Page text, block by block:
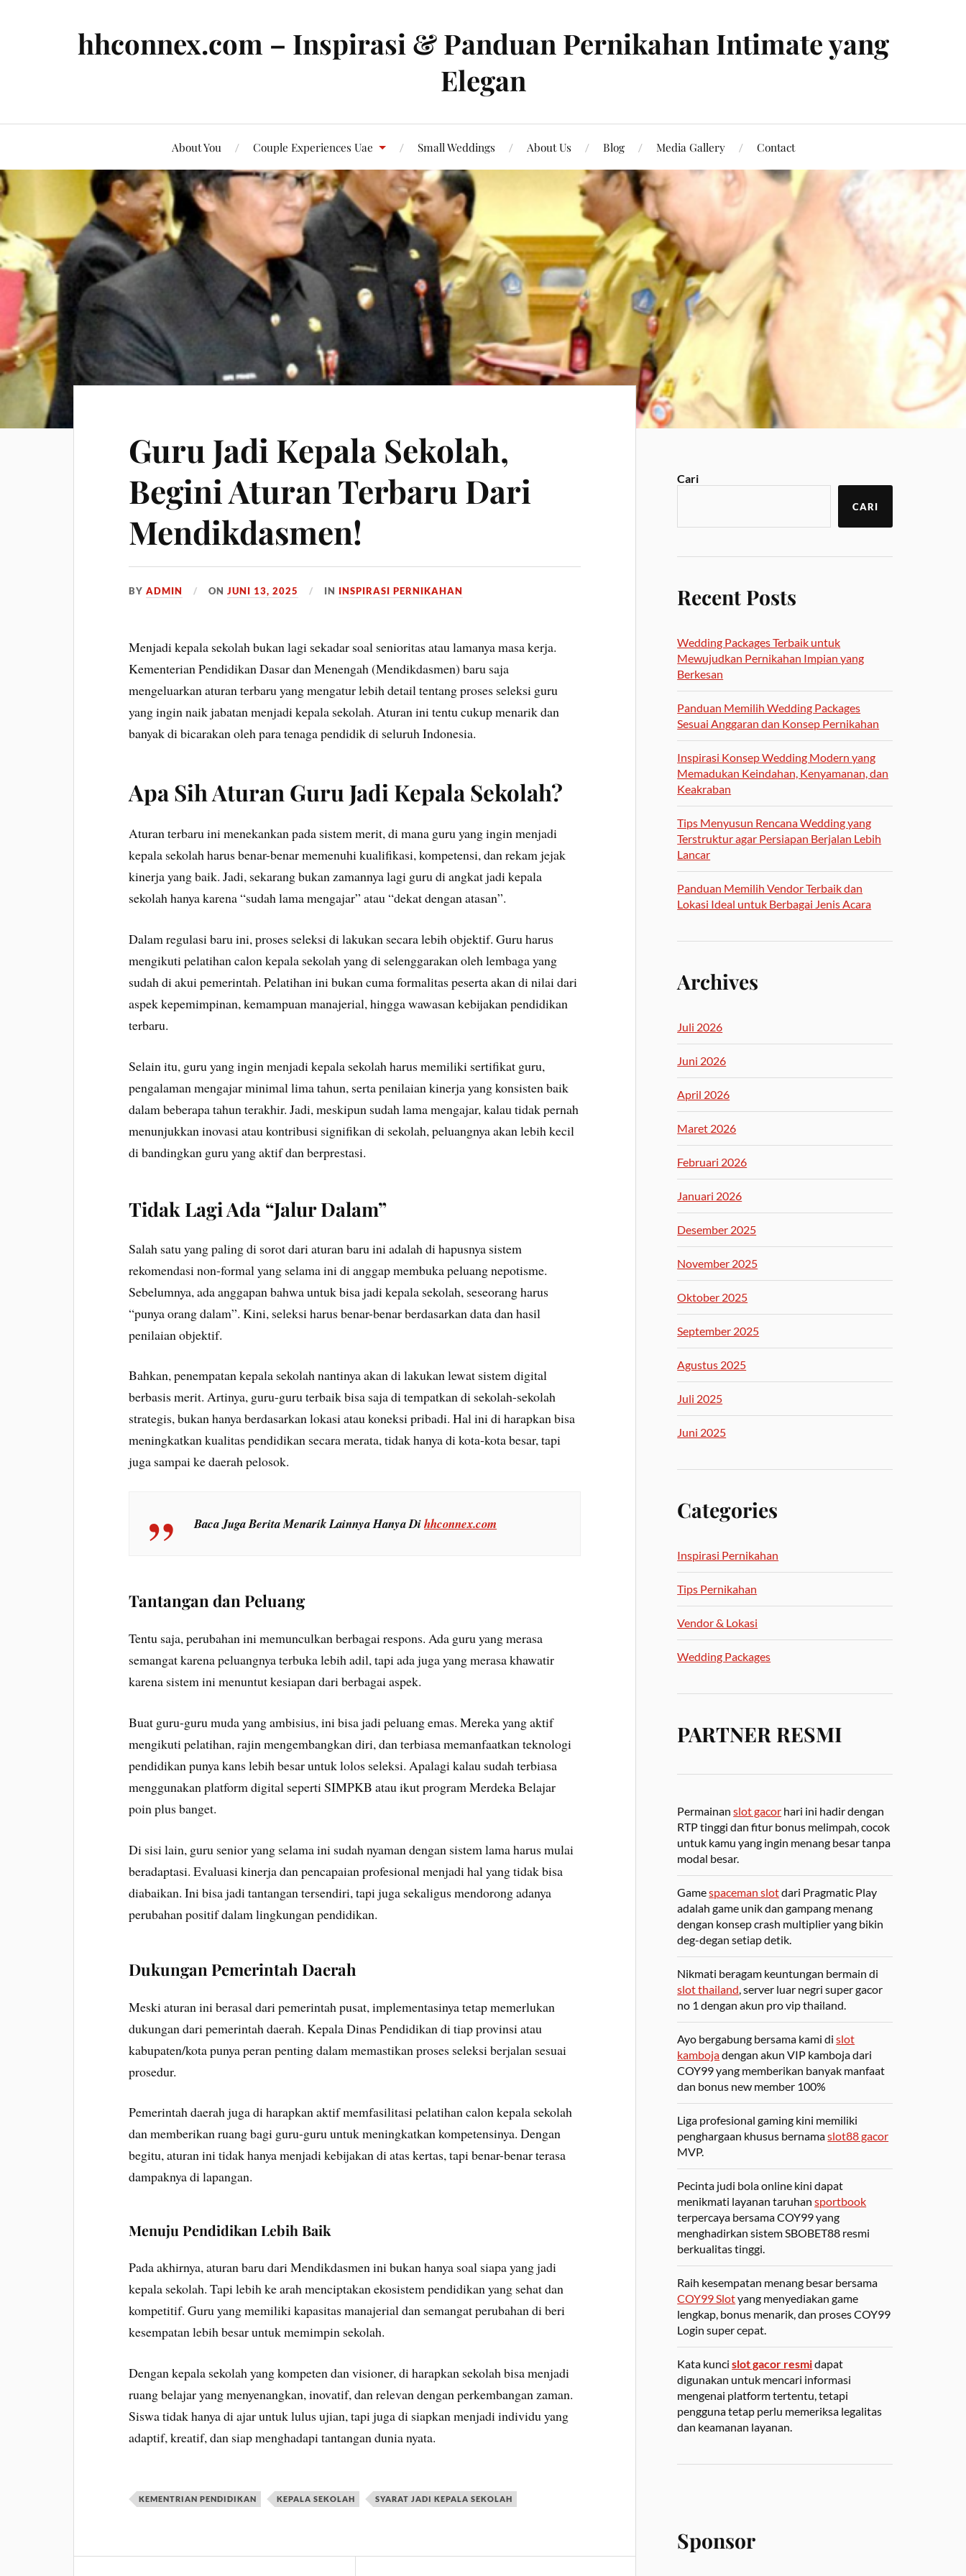
hhconnex.com – Inspirasi & Panduan Pernikahan Intimate yang
Elegan
About You Couple Experiences Uae Small Weddings About Us Blog Media Gallery Contact
Guru Jadi Kepala Sekolah,
Begini Aturan Terbaru Dari
Mendikdasmen!
BYADMIN ONJUNI 13, 2025 IN INSPIRASI PERNIKAHAN
Menjadi kepala sekolah bukan lagi sekadar soal senioritas atau lamanya masa kerja.
Kementerian Pendidikan Dasar dan Menengah (Mendikdasmen) baru saja
mengeluarkan aturan terbaru yang mengatur lebih detail tentang proses seleksi guru
yang ingin naik jabatan menjadi kepala sekolah. Aturan ini tentu cukup menarik dan
banyak di bicarakan oleh para tenaga pendidik di seluruh Indonesia.
Apa Sih Aturan Guru Jadi Kepala Sekolah?
Aturan terbaru ini menekankan pada sistem merit, di mana guru yang ingin menjadi
kepala sekolah harus benar-benar memenuhi kualifikasi, kompetensi, dan rekam jejak
kinerja yang baik. Jadi, sekarang bukan zamannya lagi guru di angkat jadi kepala
sekolah hanya karena “sudah lama mengajar” atau “dekat dengan atasan”.
Dalam regulasi baru ini, proses seleksi di lakukan secara lebih objektif. Guru harus
mengikuti pelatihan calon kepala sekolah yang di selenggarakan oleh lembaga yang
sudah di akui pemerintah. Pelatihan ini bukan cuma formalitas peserta akan di nilai dari
aspek kepemimpinan, kemampuan manajerial, hingga wawasan kebijakan pendidikan
terbaru.
Selain itu, guru yang ingin menjadi kepala sekolah harus memiliki sertifikat guru,
pengalaman mengajar minimal lima tahun, serta penilaian kinerja yang konsisten baik
dalam beberapa tahun terakhir. Jadi, meskipun sudah lama mengajar, kalau tidak pernah
menunjukkan inovasi atau kontribusi signifikan di sekolah, peluangnya akan lebih kecil
di bandingkan guru yang aktif dan berprestasi.
Tidak Lagi Ada “Jalur Dalam”
Salah satu yang paling di sorot dari aturan baru ini adalah di hapusnya sistem
rekomendasi non-formal yang selama ini di anggap membuka peluang nepotisme.
Sebelumnya, ada anggapan bahwa untuk bisa jadi kepala sekolah, seseorang harus
“punya orang dalam”. Kini, seleksi harus benar-benar berdasarkan data dan hasil
penilaian objektif.
Bahkan, penempatan kepala sekolah nantinya akan di lakukan lewat sistem digital
berbasis merit. Artinya, guru-guru terbaik bisa saja di tempatkan di sekolah-sekolah
strategis, bukan hanya berdasarkan lokasi atau koneksi pribadi. Hal ini di harapkan bisa
meningkatkan kualitas pendidikan secara merata, tidak hanya di kota-kota besar, tapi
juga sampai ke daerah pelosok.
Baca Juga Berita Menarik Lainnya Hanya Dihhconnex.com
Tantangan dan Peluang
Tentu saja, perubahan ini memunculkan berbagai respons. Ada guru yang merasa
semangat karena peluangnya terbuka lebih adil, tapi ada juga yang merasa khawatir
karena sistem ini menuntut kesiapan dari berbagai aspek.
Buat guru-guru muda yang ambisius, ini bisa jadi peluang emas. Mereka yang aktif
mengikuti pelatihan, rajin mengembangkan diri, dan terbiasa memanfaatkan teknologi
pendidikan punya kans lebih besar untuk lolos seleksi. Apalagi kalau sudah terbiasa
menggunakan platform digital seperti SIMPKB atau ikut program Merdeka Belajar
poin plus banget.
Di sisi lain, guru senior yang selama ini sudah nyaman dengan sistem lama harus mulai
beradaptasi. Evaluasi kinerja dan pencapaian profesional menjadi hal yang tidak bisa
diabaikan. Ini bisa jadi tantangan tersendiri, tapi juga sekaligus mendorong adanya
perubahan positif dalam lingkungan pendidikan.
Dukungan Pemerintah Daerah
Meski aturan ini berasal dari pemerintah pusat, implementasinya tetap memerlukan
dukungan dari pemerintah daerah. Kepala Dinas Pendidikan di tiap provinsi atau
kabupaten/kota punya peran penting dalam memastikan proses seleksi berjalan sesuai
prosedur.
Pemerintah daerah juga di harapkan aktif memfasilitasi pelatihan calon kepala sekolah
dan memberikan ruang bagi guru-guru untuk meningkatkan kompetensinya. Dengan
begitu, aturan ini tidak hanya menjadi kebijakan di atas kertas, tapi benar-benar terasa
dampaknya di lapangan.
Menuju Pendidikan Lebih Baik
Pada akhirnya, aturan baru dari Mendikdasmen ini bukan hanya soal siapa yang jadi
kepala sekolah. Tapi lebih ke arah menciptakan ekosistem pendidikan yang sehat dan
kompetitif. Guru yang memiliki kapasitas manajerial dan semangat perubahan di beri
kesempatan lebih besar untuk memimpin sekolah.
Dengan kepala sekolah yang kompeten dan visioner, di harapkan sekolah bisa menjadi
ruang belajar yang menyenangkan, inovatif, dan relevan dengan perkembangan zaman.
Siswa tidak hanya di ajar untuk lulus ujian, tapi juga di siapkan menjadi individu yang
adaptif, kreatif, dan siap menghadapi tantangan dunia nyata.
KEMENTRIAN PENDIDIKAN KEPALA SEKOLAH SYARAT JADI KEPALA SEKOLAH
Cari
CARI
Recent Posts
Wedding Packages Terbaik untuk
Mewujudkan Pernikahan Impian yang
Berkesan
Panduan Memilih Wedding Packages
Sesuai Anggaran dan Konsep Pernikahan
Inspirasi Konsep Wedding Modern yang
Memadukan Keindahan, Kenyamanan, dan
Keakraban
Tips Menyusun Rencana Wedding yang
Terstruktur agar Persiapan Berjalan Lebih
Lancar
Panduan Memilih Vendor Terbaik dan
Lokasi Ideal untuk Berbagai Jenis Acara
Archives
Juli 2026
Juni 2026
April 2026
Maret 2026
Februari 2026
Januari 2026
Desember 2025
November 2025
Oktober 2025
September 2025
Agustus 2025
Juli 2025
Juni 2025
Categories
Inspirasi Pernikahan
Tips Pernikahan
Vendor & Lokasi
Wedding Packages
PARTNER RESMI
Permainanslot gacor hari ini hadir dengan
RTP tinggi dan fitur bonus melimpah, cocok
untuk kamu yang ingin menang besar tanpa
modal besar.
Gamespaceman slotdari Pragmatic Play
adalah game unik dan gampang menang
dengan konsep crash multiplier yang bikin
deg-degan setiap detik.
Nikmati beragam keuntungan bermain di
slot thailand, server luar negri super gacor
no 1 dengan akun pro vip thailand.
Ayo bergabung bersama kami dislot
kambojadengan akun VIP kamboja dari
COY99 yang memberikan banyak manfaat
dan bonus new member 100%
Liga profesional gaming kini memiliki
penghargaan khusus bernamaslot88 gacor
MVP.
Pecinta judi bola online kini dapat
menikmati layanan taruhansportbook
terpercaya bersama COY99 yang
menghadirkan sistem SBOBET88 resmi
berkualitas tinggi.
Raih kesempatan menang besar bersama
COY99 Slotyang menyediakan game
lengkap, bonus menarik, dan proses COY99
Login super cepat.
Kata kuncislot gacor resmidapat
digunakan untuk mencari informasi
mengenai platform tertentu, tetapi
pengguna tetap perlu memeriksa legalitas
dan keamanan layanan.
Sponsor